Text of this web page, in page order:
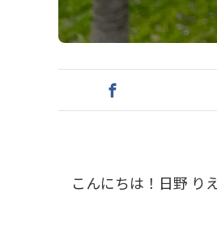
こんにちは！日野 り